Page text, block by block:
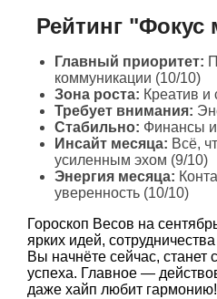
Рейтинг "Фокус
Главный приоритет:
коммуникации (10/10)
Зона роста: Креатив
Требует внимания:
Стабильно: Финансы
Инсайт месяца: Всё,
усиленным эхом (9/10)
Энергия месяца:
уверенность (10/10)
Гороскоп Весов на
ярких идей,
Вы начнёте сейчас, станет
успеха. Главное —
даже хайп любит гармонию!